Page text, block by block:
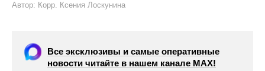
Автор: Корр. Ксения Лоскунина
Все эксклюзивы и самые оперативные
новости читайте в нашем канале МАХ!